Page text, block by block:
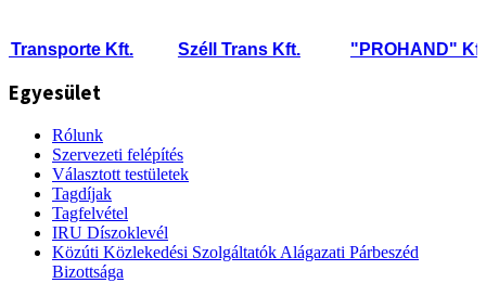
Kft. Széll Trans Kft. "PROHAND" Kft.
Egyesület
Rólunk
Szervezeti felépítés
Választott testületek
Tagdíjak
Tagfelvétel
IRU Díszoklevél
Közúti Közlekedési Szolgáltatók Alágazati Párbeszéd
Bizottsága